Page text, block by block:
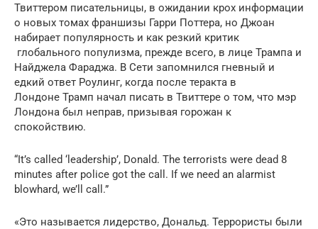
Твиттером писательницы, в ожидании крох информации
о новых томах франшизы Гарри Поттера, но Джоан
набирает популярность и как резкий критик
глобального популизма, прежде всего, в лице Трампа и
Найджела Фараджа. В Сети запомнился гневный и
едкий ответ Роулинг, когда после теракта в
Лондоне Трамп начал писать в Твиттере о том, что мэр
Лондона был неправ, призывая горожан к
спокойствию.
“It’s called ‘leadership’, Donald. The terrorists were dead 8
minutes after police got the call. If we need an alarmist
blowhard, we’ll call.”
«Это называется лидерство, Дональд. Террористы были